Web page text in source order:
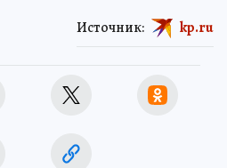
Источник: kp.ru